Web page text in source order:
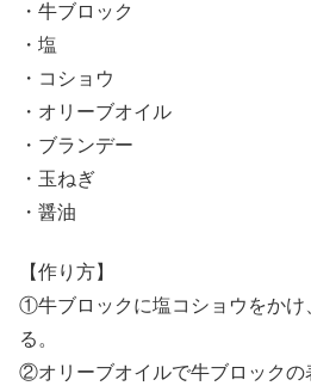
・牛ブロック
・塩
・コショウ
・オリーブオイル
・ブランデー
・玉ねぎ
・醤油
【作り方】
①牛ブロックに塩コショウをかけ
る。
②オリーブオイルで牛ブロックの